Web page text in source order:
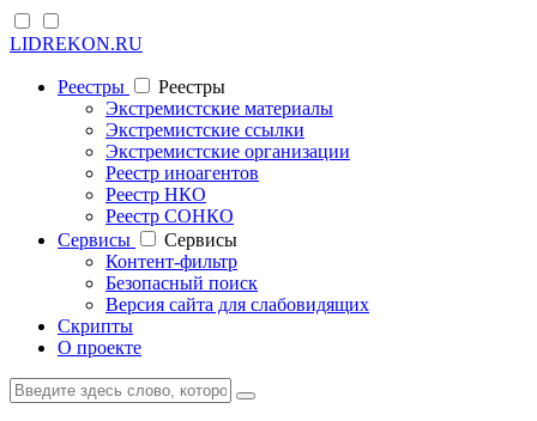
LIDREKON.RU
Реестры
Реестры
Экстремистские материалы
Экстремистские ссылки
Экстремистские организации
Реестр иноагентов
Реестр НКО
Реестр СОНКО
Cервисы
Cервисы
Контент-фильтр
Безопасный поиск
Версия сайта для слабовидящих
Скрипты
О проекте